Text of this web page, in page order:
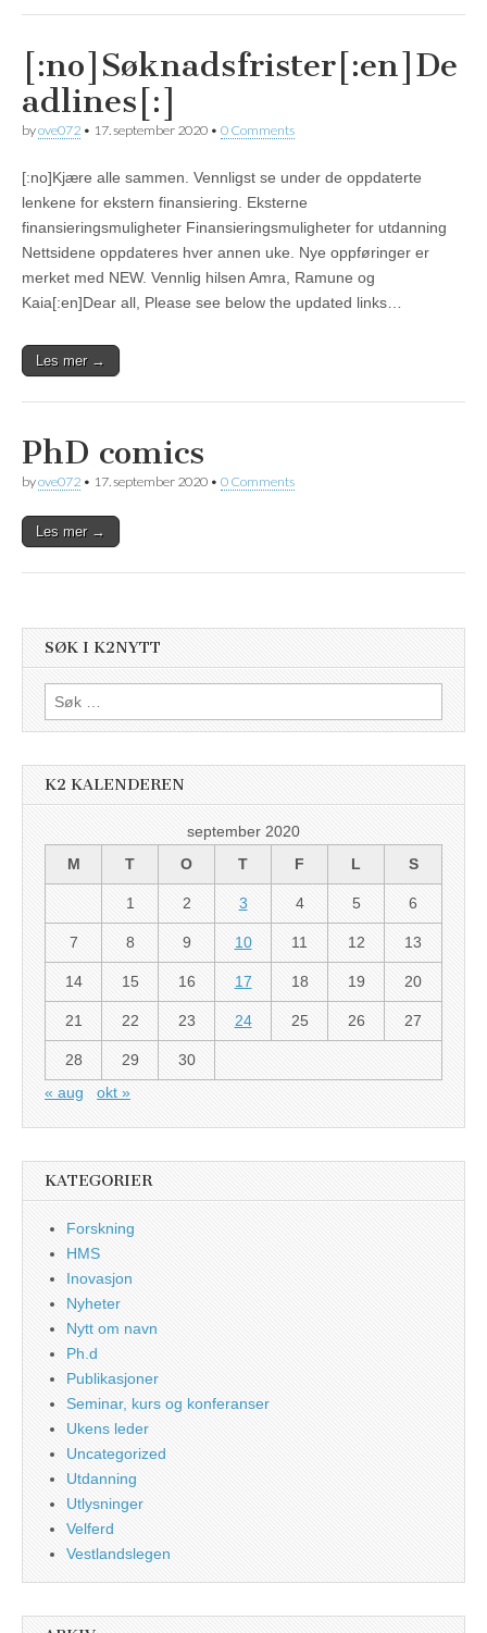
[:no]Søknadsfrister[:en]De
adlines[:]
byove072 • 17. september 2020 • 0 Comments
[:no]Kjære alle sammen. Vennligst se under de oppdaterte
lenkene for ekstern finansiering. Eksterne
finansieringsmuligheter Finansieringsmuligheter for utdanning
Nettsidene oppdateres hver annen uke. Nye oppføringer er
merket med NEW. Vennlig hilsen Amra, Ramune og
Kaia[:en]Dear all, Please see below the updated links…
Les mer →
PhD comics
byove072 • 17. september 2020 • 0 Comments
Les mer →
SØK I K2NYTT
Søk
etter:
K2 KALENDEREN
september 2020
M
T O T F L S
1 2 3 4 5 6
7 8 9 10 11 12 13
14 15 16 17 18 19 20
21 22 23 24 25 26 27
28 29
30
« aug
okt »
KATEGORIER
Forskning
HMS
Inovasjon
Nyheter
Nytt om navn
Ph.d
Publikasjoner
Seminar, kurs og konferanser
Ukens leder
Uncategorized
Utdanning
Utlysninger
Velferd
Vestlandslegen